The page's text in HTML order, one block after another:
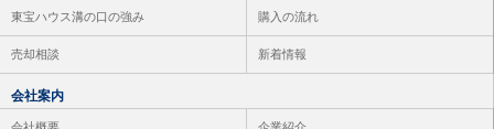
東宝ハウス溝の口の強み 購入の流れ
売却相談 新着情報
会社案内